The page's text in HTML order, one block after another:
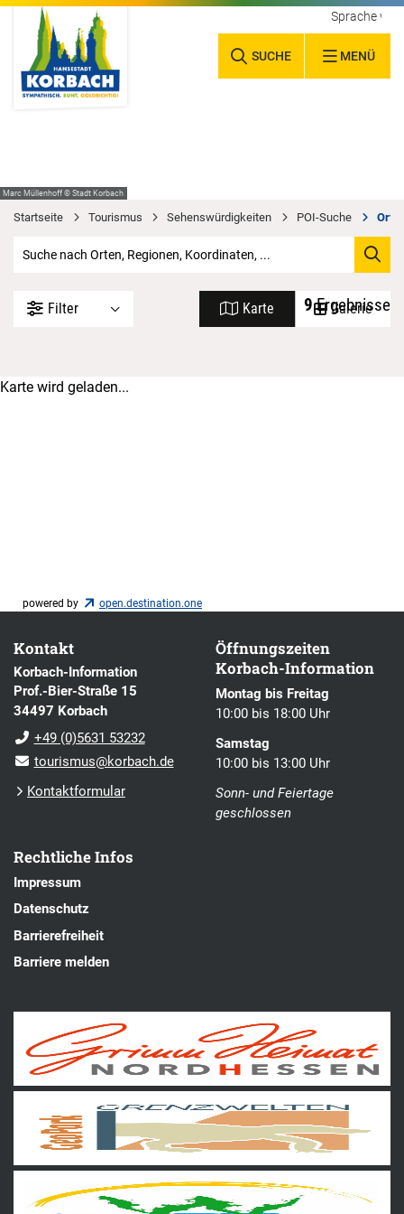
SUCHE MENÜ
Sprache
Marc Müllenhoff © Stadt Korbach
Startseite Tourismus Sehenswürdigkeiten POI-Suche Orte
Filter Karte Galerie
9Ergebnisse
Karte wird geladen...
powered by open.destination.one
Kontakt
Korbach-Information
Prof.-Bier-Straße 15
34497 Korbach
+49 (0)5631 53232
tourismus@korbach.de
Kontaktformular
Öffnungszeiten
Korbach-Information
Montag bis Freitag
10:00 bis 18:00 Uhr
Samstag
10:00 bis 13:00 Uhr
Sonn- und Feiertage
geschlossen
Rechtliche Infos
Impressum
Datenschutz
Barrierefreiheit
Barriere melden